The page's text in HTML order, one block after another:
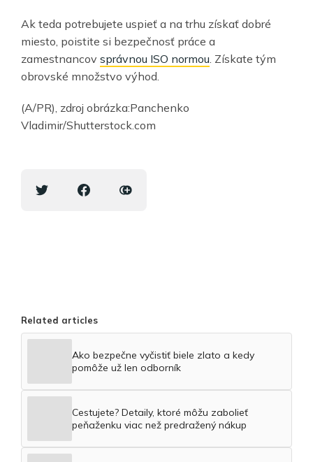
Ak teda potrebujete uspieť a na trhu získať dobré
miesto, poistite si bezpečnosť práce a
zamestnancov správnou ISO normou . Získate tým
obrovské množstvo výhod.
(A/PR), zdroj obrázka:Panchenko
Vladimir/Shutterstock.com
Related articles
Ako bezpečne vyčistiť biele zlato a kedy
pomôže už len odborník
Cestujete? Detaily, ktoré môžu zabolieť
peňaženku viac než predražený nákup